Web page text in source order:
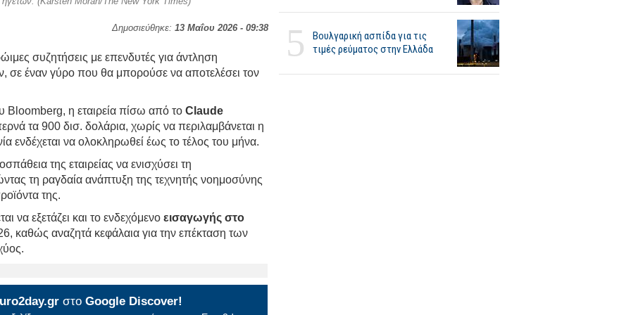
Δημοσιεύθηκε: 13 Μαΐου 2026 - 09:38
συζητήσεις με επενδυτές για άντληση
σε έναν γύρο που θα μπορούσε να αποτελέσει τον
Bloomberg, η εταιρεία πίσω από τοClaude
τα 900 δισ. δολάρια, χωρίς να περιλαμβάνεται η
ενδέχεται να ολοκληρωθεί έως το τέλος του μήνα.
της εταιρείας να ενισχύσει τη
τη ραγδαία ανάπτυξη της τεχνητής νοημοσύνης
της.
να εξετάζει και το ενδεχόμενοεισαγωγής στο
καθώς αναζητά κεφάλαια για την επέκταση των
στοGoogle Discover!
5
Βουλγαρική ασπίδα για τις
τιμές ρεύματος στην Ελλάδα